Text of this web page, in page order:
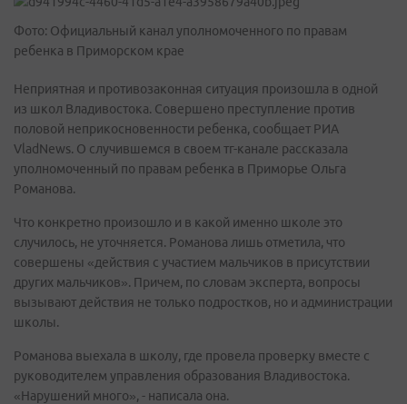
Фото: Официальный канал уполномоченного по правам
ребенка в Приморском крае
Неприятная и противозаконная ситуация произошла в одной
из школ Владивостока. Совершено преступление против
половой неприкосновенности ребенка, сообщает РИА
VladNews. О случившемся в своем тг-канале рассказала
уполномоченный по правам ребенка в Приморье Ольга
Романова.
Что конкретно произошло и в какой именно школе это
случилось, не уточняется. Романова лишь отметила, что
совершены «действия с участием мальчиков в присутствии
других мальчиков». Причем, по словам эксперта, вопросы
вызывают действия не только подростков, но и администрации
школы.
Романова выехала в школу, где провела проверку вместе с
руководителем управления образования Владивостока.
«Нарушений много», - написала она.